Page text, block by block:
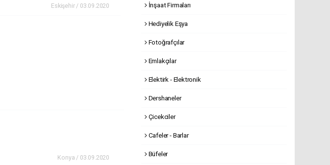
Eskişehir / 03.09.2020
Konya / 03.09.2020
İnşaat Firmaları
Hediyelik Eşya
Fotoğrafçılar
Emlakçılar
Elektirk - Elektronik
Dershaneler
Çicekciler
Cafeler - Barlar
Büfeler